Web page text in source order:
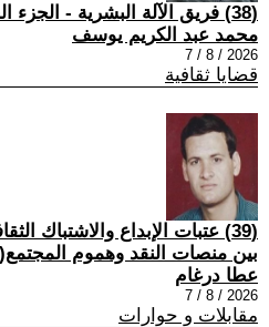
(38) فريق الآلة البشرية - الجزء الخامس
محمد عبد الكريم يوسف
2026 / 8 / 7
قضايا ثقافية
(39) عتبات الإبداع والاشتباك
بين منصات النقد وهموم المجتمع(9-10)
عطا درغام
2026 / 8 / 7
مقابلات و حوارات